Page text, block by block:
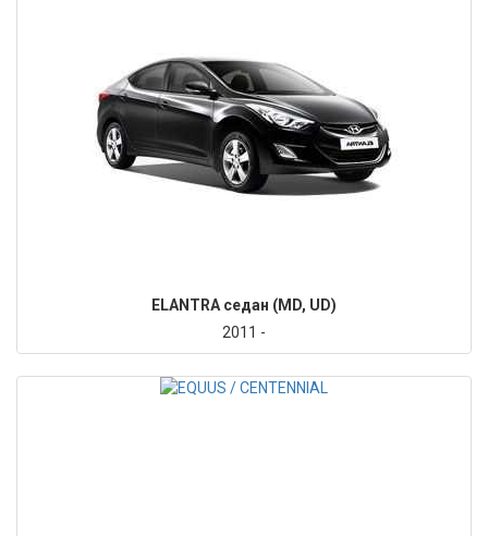
ELANTRA седан (MD, UD)
2011 -